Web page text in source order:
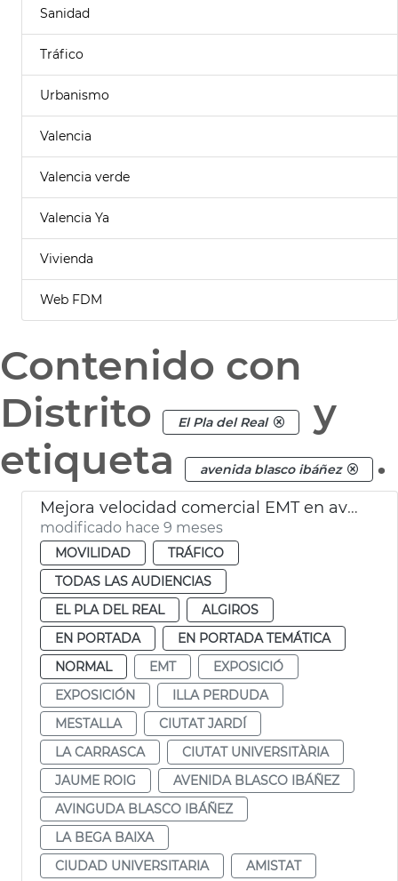
Sanidad
Tráfico
Urbanismo
Valencia
Valencia verde
Valencia Ya
Vivienda
Web FDM
Contenido con
Distrito
El Pla del Real
y
etiqueta
avenida blasco ibáñez .
Mejora velocidad comercial EMT en avenida Blasco IBÁÑEZ València
modificado hace 9 meses
MOVILIDAD
TRÁFICO
TODAS LAS AUDIENCIAS
EL PLA DEL REAL
ALGIROS
EN PORTADA
EN PORTADA TEMÁTICA
NORMAL
EMT
EXPOSICIÓ
EXPOSICIÓN
ILLA PERDUDA
MESTALLA
CIUTAT JARDÍ
LA CARRASCA
CIUTAT UNIVERSITÀRIA
JAUME ROIG
AVENIDA BLASCO IBÁÑEZ
AVINGUDA BLASCO IBÁÑEZ
LA BEGA BAIXA
CIUDAD UNIVERSITARIA
AMISTAT